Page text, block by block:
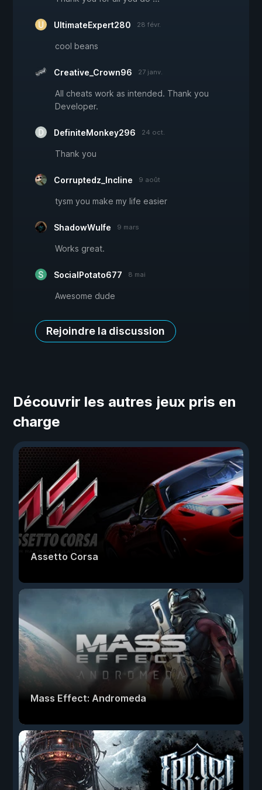
UltimateExpert280 28 févr.
cool beans
Creative_Crown96 27 janv.
All cheats work as intended. Thank you
Developer.
DefiniteMonkey296 24 oct.
Thank you
Corruptedz_Incline 9 août
tysm you make my life easier
ShadowWulfe 9 mars
Works great.
SocialPotato677 8 mai
Awesome dude
Rejoindre la discussion
Découvrir les autres jeux pris en
charge
Assetto Corsa
Mass Effect: Andromeda